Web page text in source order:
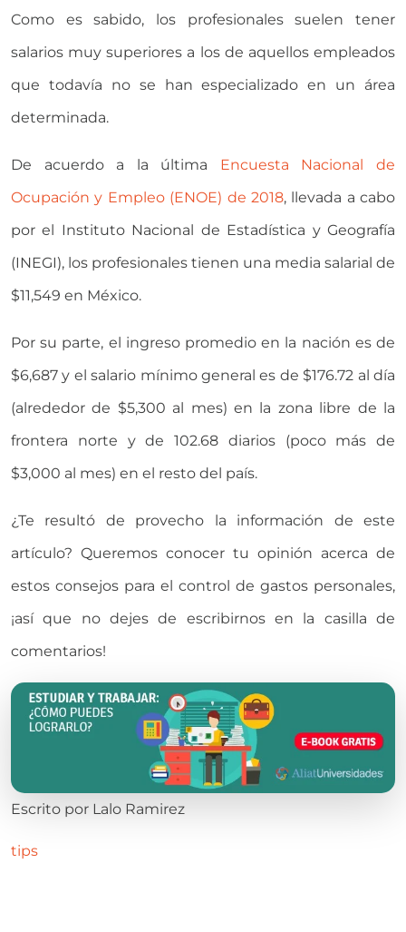
Como es sabido, los profesionales suelen tener
salarios muy superiores a los de aquellos empleados
que todavía no se han especializado en un área
determinada.
De acuerdo a la última Encuesta Nacional de
Ocupación y Empleo (ENOE) de 2018, llevada a cabo
por el Instituto Nacional de Estadística y Geografía
(INEGI), los profesionales tienen una media salarial de
$11,549 en México.
Por su parte, el ingreso promedio en la nación es de
$6,687 y el salario mínimo general es de $176.72 al día
(alrededor de $5,300 al mes) en la zona libre de la
frontera norte y de 102.68 diarios (poco más de
$3,000 al mes) en el resto del país.
¿Te resultó de provecho la información de este
artículo? Queremos conocer tu opinión acerca de
estos consejos para el control de gastos personales,
¡así que no dejes de escribirnos en la casilla de
comentarios!
Escrito por Lalo Ramirez
tips